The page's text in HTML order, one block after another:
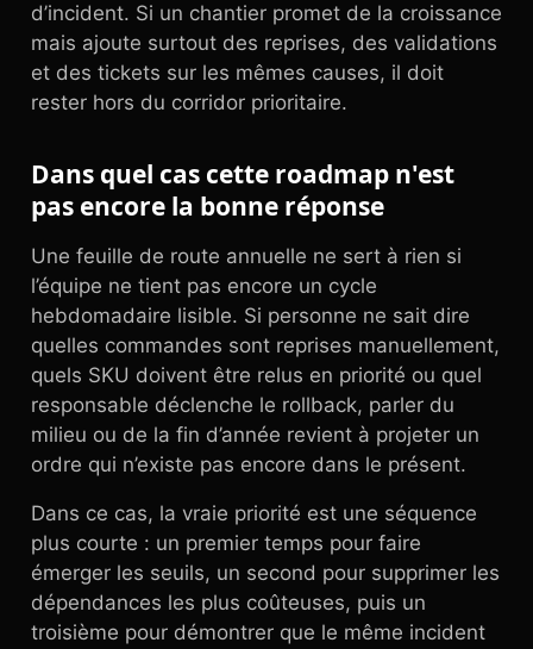
d’incident. Si un chantier promet de la croissance
mais ajoute surtout des reprises, des validations
et des tickets sur les mêmes causes, il doit
rester hors du corridor prioritaire.
Dans quel cas cette roadmap n'est
pas encore la bonne réponse
Une feuille de route annuelle ne sert à rien si
l’équipe ne tient pas encore un cycle
hebdomadaire lisible. Si personne ne sait dire
quelles commandes sont reprises manuellement,
quels SKU doivent être relus en priorité ou quel
responsable déclenche le rollback, parler du
milieu ou de la fin d’année revient à projeter un
ordre qui n’existe pas encore dans le présent.
Dans ce cas, la vraie priorité est une séquence
plus courte : un premier temps pour faire
émerger les seuils, un second pour supprimer les
dépendances les plus coûteuses, puis un
troisième pour démontrer que le même incident